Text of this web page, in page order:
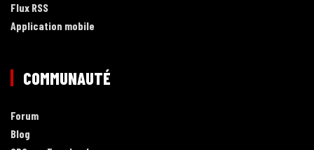
Flux RSS
Application mobile
COMMUNAUTÉ
Forum
Blog